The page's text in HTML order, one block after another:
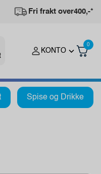
Fri frakt over400,-*
KONTO
0
Spise og Drikke